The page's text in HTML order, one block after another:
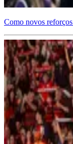
Como novos